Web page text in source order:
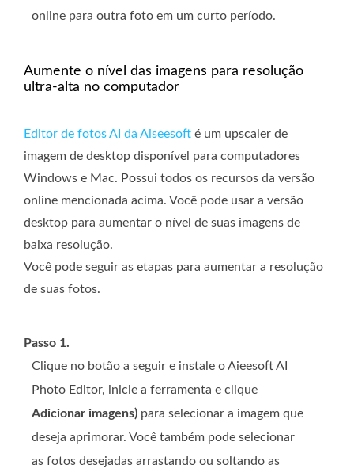
online para outra foto em um curto período.
Aumente o nível das imagens para resolução
ultra-alta no computador
Editor de fotos AI da Aiseesoft é um upscaler de
imagem de desktop disponível para computadores
Windows e Mac. Possui todos os recursos da versão
online mencionada acima. Você pode usar a versão
desktop para aumentar o nível de suas imagens de
baixa resolução.
Você pode seguir as etapas para aumentar a resolução
de suas fotos.
Passo 1.
Clique no botão a seguir e instale o Aieesoft AI
Photo Editor, inicie a ferramenta e clique
Adicionar imagens) para selecionar a imagem que
deseja aprimorar. Você também pode selecionar
as fotos desejadas arrastando ou soltando as